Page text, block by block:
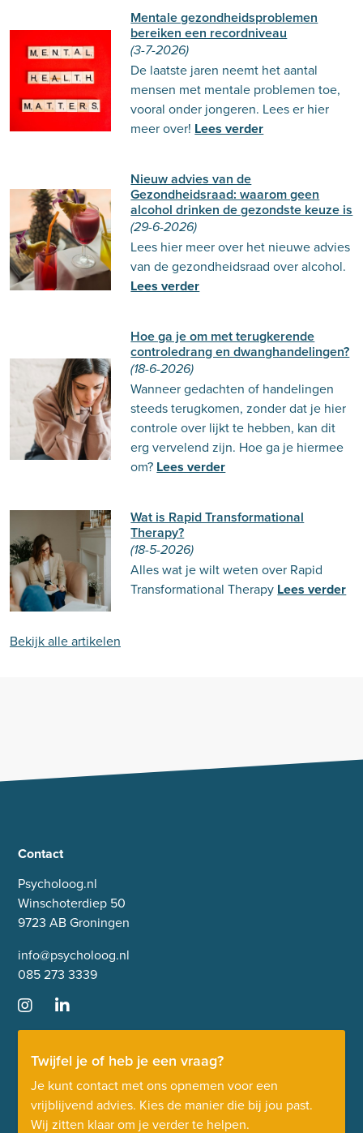
Mentale gezondheidsproblemen
bereiken een recordniveau
(3-7-2026)
De laatste jaren neemt het aantal
mensen met mentale problemen toe,
vooral onder jongeren. Lees er hier
meer over! Lees verder
Nieuw advies van de
Gezondheidsraad: waarom geen
alcohol drinken de gezondste keuze is
(29-6-2026)
Lees hier meer over het nieuwe advies
van de gezondheidsraad over alcohol.
Lees verder
Hoe ga je om met terugkerende
controledrang en dwanghandelingen?
(18-6-2026)
Wanneer gedachten of handelingen
steeds terugkomen, zonder dat je hier
controle over lijkt te hebben, kan dit
erg vervelend zijn. Hoe ga je hiermee
om? Lees verder
Wat is Rapid Transformational
Therapy?
(18-5-2026)
Alles wat je wilt weten over Rapid
Transformational Therapy Lees verder
Bekijk alle artikelen
Contact
Psycholoog.nl
Winschoterdiep 50
9723 AB Groningen
info@psycholoog.nl
085 273 3339
Twijfel je of heb je een vraag?
Je kunt contact met ons opnemen voor een
vrijblijvend advies. Kies de manier die bij jou past.
Wij zitten klaar om je verder te helpen.